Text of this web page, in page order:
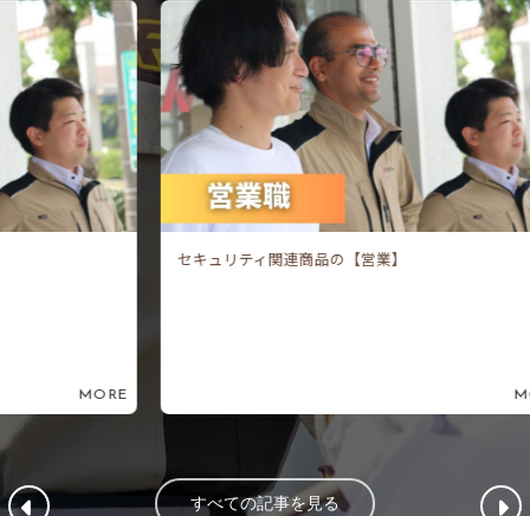
セキュリティ関連商品の【営業】
すべての記事を見る